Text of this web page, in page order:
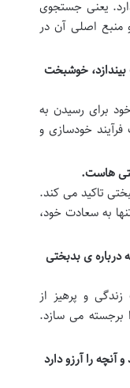
یعنی جستجوی
منبع اصلی آن در
خوشبخت
برای رسیدن به
خودسازی و
هاست.
تاکید می کند.
به سعادت خود،
ی بدبختی
و پرهیز از
برجسته می سازد.
را آرزو دارد